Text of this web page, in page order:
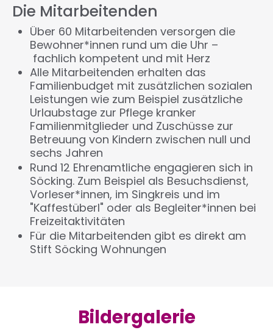
Die Mitarbeitenden
Über 60 Mitarbeitenden versorgen die
Bewohner*innen rund um die Uhr –
fachlich kompetent und mit Herz
Alle Mitarbeitenden erhalten das
Familienbudget mit zusätzlichen sozialen
Leistungen wie zum Beispiel zusätzliche
Urlaubstage zur Pflege kranker
Familienmitglieder und Zuschüsse zur
Betreuung von Kindern zwischen null und
sechs Jahren
Rund 12 Ehrenamtliche engagieren sich in
Söcking. Zum Beispiel als Besuchsdienst,
Vorleser*innen, im Singkreis und im
"Kaffestüberl" oder als Begleiter*innen bei
Freizeitaktivitäten
Für die Mitarbeitenden gibt es direkt am
Stift Söcking Wohnungen
Bildergalerie